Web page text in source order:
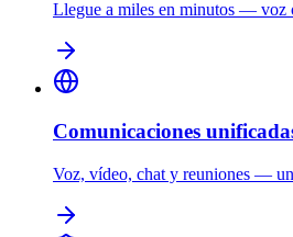
Llegue a miles en minutos — voz
Comunicaciones
Voz, vídeo, chat y reuniones —